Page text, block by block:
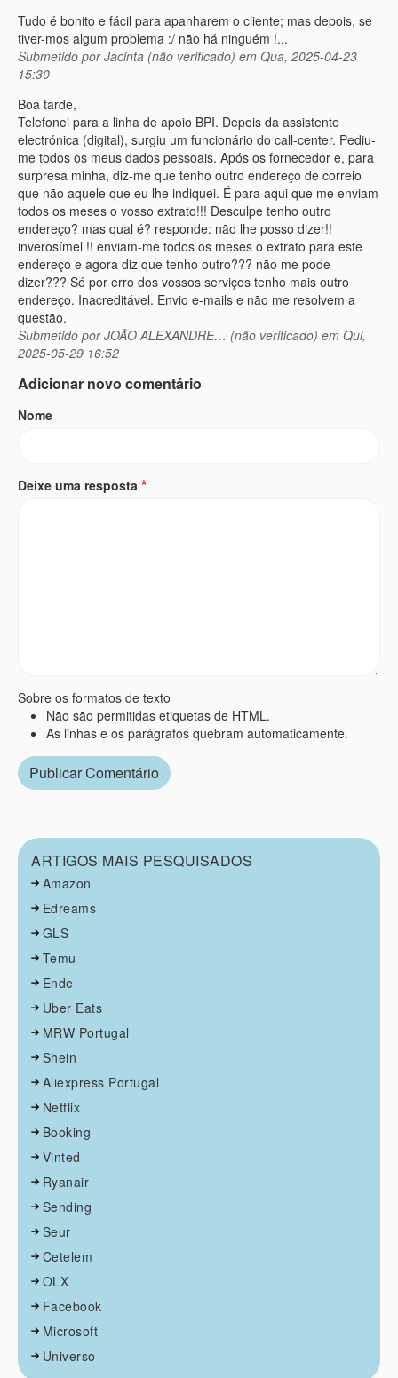
Tudo é bonito e fácil para apanharem o cliente; mas depois, se
tiver-mos algum problema :/ não há ninguém !...
Submetido porJacinta (não verificado) em Qua, 2025-04-23
15:30
Boa tarde,
Telefonei para a linha de apoio BPI. Depois da assistente
electrónica (digital), surgiu um funcionário do call-center. Pediu-
me todos os meus dados pessoais. Após os fornecedor e, para
surpresa minha, diz-me que tenho outro endereço de correio
que não aquele que eu lhe indiquei. É para aqui que me enviam
todos os meses o vosso extrato!!! Desculpe tenho outro
endereço? mas qual é? responde: não lhe posso dizer!!
inverosímel !! enviam-me todos os meses o extrato para este
endereço e agora diz que tenho outro??? não me pode
dizer??? Só por erro dos vossos serviços tenho mais outro
endereço. Inacreditável. Envio e-mails e não me resolvem a
questão.
Submetido porJOÃO ALEXANDRE… (não verificado) em Qui,
2025-05-29 16:52
Adicionar novo comentário
Nome
Deixe uma resposta
Sobre os formatos de texto
Não são permitidas etiquetas de HTML.
As linhas e os parágrafos quebram automaticamente.
ARTIGOS MAIS PESQUISADOS
Amazon
Edreams
GLS
Temu
Ende
Uber Eats
MRW Portugal
Shein
Aliexpress Portugal
Netflix
Booking
Vinted
Ryanair
Sending
Seur
Cetelem
OLX
Facebook
Microsoft
Universo